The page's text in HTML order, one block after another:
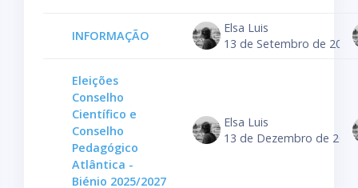
INFORMAÇÃO
Elsa Luis
13 de Setembro de 2022
Eleições
Conselho
Científico e
Conselho
Pedagógico
Atlântica -
Biénio 2025/2027
Elsa Luis
13 de Dezembro de 2024